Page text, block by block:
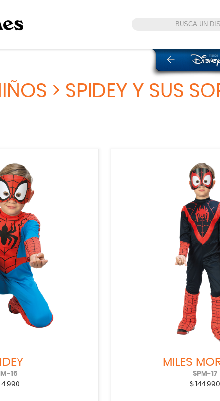
> SPIDEY Y SUS
16
MILES
SPM-17
$144.990